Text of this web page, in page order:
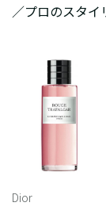
／プロのスタ
Dior